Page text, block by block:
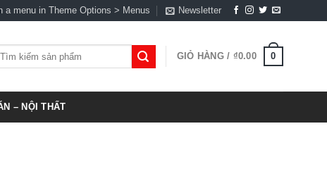
a menu in Theme Options > Menus Newsletter
GIỎ HÀNG / ₫0.00 0
– NỘI THẤT